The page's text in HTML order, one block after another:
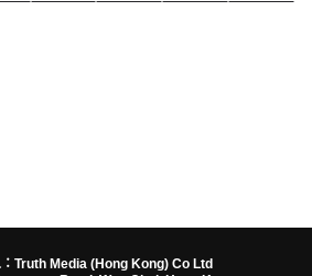
Truth Media (Hong Kong) Co Ltd